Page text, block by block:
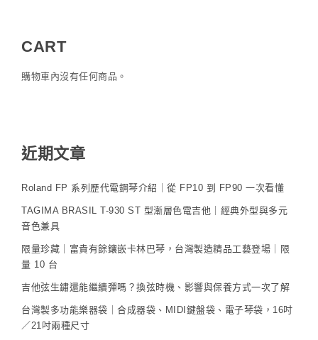
CART
購物車內沒有任何商品。
近期文章
Roland FP 系列歷代電鋼琴介紹｜從 FP10 到 FP90 一次看懂
TAGIMA BRASIL T-930 ST 型漸層色電吉他｜經典外型與多元
音色兼具
限量珍藏｜富貴有餘鑲嵌卡林巴琴，台灣製造精品工藝登場｜限
量 10 台
吉他弦生鏽還能繼續彈嗎？換弦時機、影響與保養方式一次了解
台灣製多功能樂器袋｜合成器袋、MIDI鍵盤袋、電子琴袋，16吋
／21吋兩種尺寸